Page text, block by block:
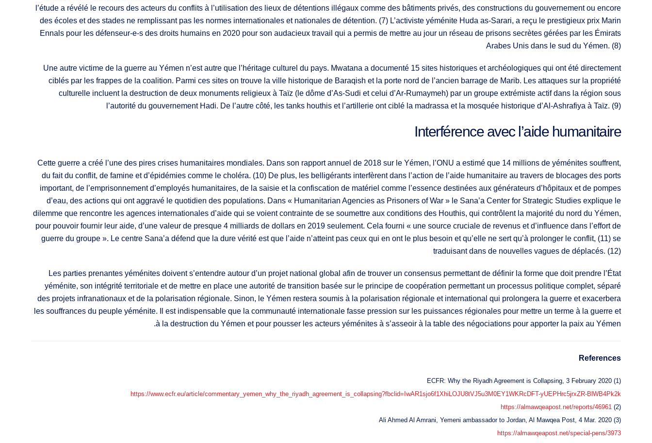
l’étude a révélé le recours des acteurs du conflits à l’utilisation des lieux de détentions illégaux comme des bâtiments privés, des constructions du gouvernement ou encore
des écoles et des stades ne remplissant pas les normes internationales et nationales de détention. (7) L’activiste yéménite Huda as-Sarari, a reçu le prestigieux prix Marin
Ennals pour les défenseur-e-s des droits humains en 2020 pour son audacieux travail qui a permis de mettre au jour un réseau de prisons secrètes gérées par les Émirats
Arabes Unis dans le sud du Yémen. (8)
Une autre victime de la guerre au Yémen n’est autre que l’héritage culturel du pays. Mwatana a documenté 15 sites historiques et archéologiques qui ont été directement
ciblés par les frappes de la coalition. Parmi ces sites on trouve la ville historique de Baraqish et la porte nord de l’ancien barrage de Marib. Les attaques sur la propriété
culturelle incluent la destruction de deux monuments religieux à Taïz (le dôme d’As-Sudi et celui d’Ar-Rumaymeh) par un groupe extrémiste actif dans la région sous
l’autorité du gouvernement Hadi. De l’autre côté, les tanks houthis et l’artillerie ont ciblé la madrassa et la mosquée historique d’Al-Ashrafiya à Taïz. (9)
Interférence avec l’aide humanitaire
Cette guerre a créé l’une des pires crises humanitaires mondiales. Dans son rapport annuel de 2018 sur le Yémen, l’ONU a estimé que 14 millions de yéménites souffrent,
du fait du conflit, de famine et d’épidémies comme le choléra. (10) De plus, les belligérants interfèrent dans l’action de l’aide humanitaire au travers de blocages des ports
important, de l’emprisonnement d’employés humanitaires, de la saisie et la confiscation de matériel comme l’essence destinées aux générateurs d’hôpitaux et de pompes
d’eau, des actions qui ont aggravé le quotidien des populations. Dans « Humanitarian Agencies as Prisoners of War » le Sana’a Center for Strategic Studies explique le
dilemme que rencontre les agences internationales d’aide qui se voient contrainte de se soumettre aux conditions des Houthis, qui contrôlent la majorité du nord du Yémen,
pour pouvoir fournir leur aide, d’une valeur de presque 4 milliards de dollars en 2019 seulement. Cela fourni « une source cruciale de revenus et d’influence dans l’effort de
guerre du groupe ». Le centre Sana’a défend que la dure vérité est que l’aide n’atteint pas ceux qui en ont le plus besoin et qu’elle ne sert qu’à prolonger le conflit, (11) se
traduisant dans de nouvelles vagues de déplacés. (12)
Les parties prenantes yéménites doivent s’entendre autour d’un projet national global afin de trouver un consensus permettant de définir la forme que doit prendre l’État
yéménite, son intégrité territoriale et de mettre en place une autorité de transition basée sur le principe de coopération permettant un processus politique complet, séparé
des projets infranationaux et de la polarisation régionale. Sinon, le Yémen restera soumis à la polarisation régionale et international qui prolongera la guerre et exacerbera
les souffrances du peuple yéménite. Il est indispensable que la communauté internationale fasse pression sur les puissances régionales pour mettre un terme à la guerre et
à la destruction du Yémen et pour pousser les acteurs yéménites à s’asseoir à la table des négociations pour apporter la paix au Yémen.
References
(1) ECFR: Why the Riyadh Agreement is Collapsing, 3 February 2020
https://www.ecfr.eu/article/commentary_yemen_why_the_riyadh_agreement_is_collapsing?fbclid=IwAR1sjo6f1XhiLOJU8tVJ5u3M0EY1WKRcDFT-yUEPHrc5jrxZR-BlWB4Pk2k
(2)
https://almawqeapost.net/reports/46961
(3) Ali Ahmed Al Amrani, Yemeni ambassador to Jordan, Al Mawqea Post, 4 Mar. 2020
https://almawqeapost.net/special-pens/3973